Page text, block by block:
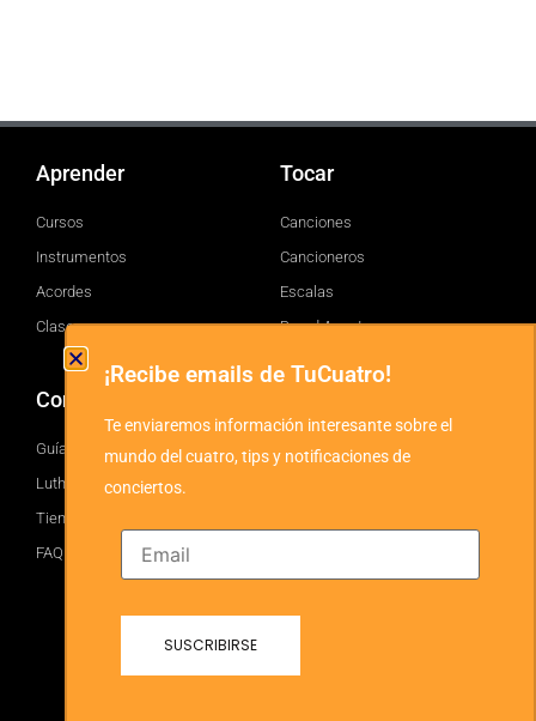
Aprender
Cursos
Instrumentos
Acordes
Clases
Tocar
Canciones
Cancioneros
Escalas
Brand Assets
Comprar
Guía
Luthiers
Tienda
FAQ
Facebook
¡Recibe emails de TuCuatro!
Te enviaremos información interesante sobre el
mundo del cuatro, tips y notificaciones de
conciertos.